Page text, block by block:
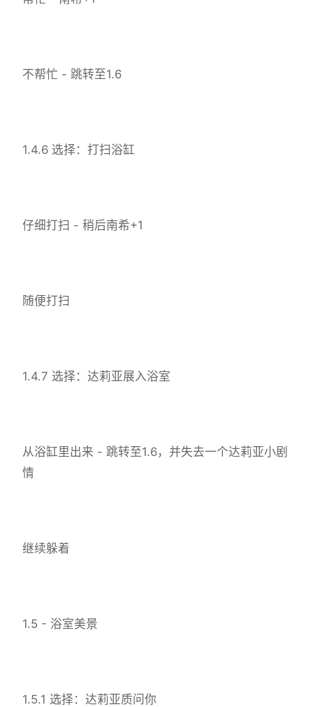
不帮忙 - 跳转至1.6
1.4.6 选择：打扫浴缸
仔细打扫 - 稍后南希+1
随便打扫
1.4.7 选择：达莉亚展入浴室
从浴缸里出来 - 跳转至1.6，并失去一个达莉亚小剧
情
继续躲着
1.5 - 浴室美景
1.5.1 选择：达莉亚质问你